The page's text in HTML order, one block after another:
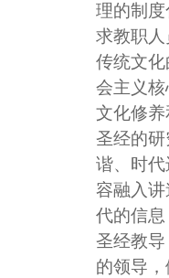
理的制
求教职
传统文
会主义
文化修
圣经的
谐、时
容融入
代的信
圣经教
的领导